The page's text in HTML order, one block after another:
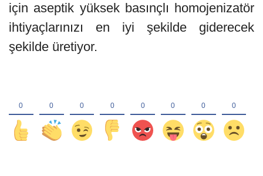
için aseptik yüksek basınçlı homojenizatör
ihtiyaçlarınızı en iyi şekilde giderecek
şekilde üretiyor.